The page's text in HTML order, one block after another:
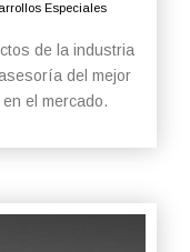
Especiales
de la industria
del mejor
el mercado.